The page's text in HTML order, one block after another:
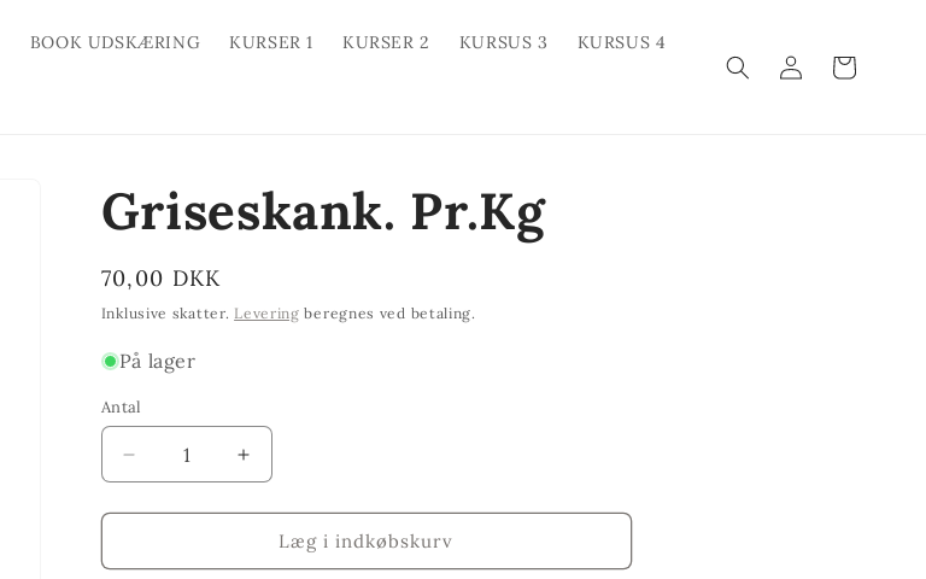
BOOK UDSKÆRING KURSER 1 KURSER 2 KURSUS 3 KURSUS 4
ind
Indkøbskurv
Griseskank. Pr.Kg
Normalpris
70,00 DKK
Inklusive skatter. Levering beregnes ved betaling.
På lager
Antal
Reducer
antallet
for
Pr.Kg
Øg
antallet
for
Griseskank.
Pr.Kg
Læg i indkøbskurv